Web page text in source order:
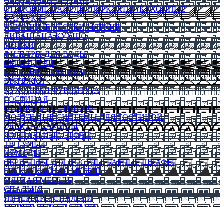
СТЕНОВЫЕ ПАНЕЛИ ДЛЯ КУХНИ (КУХОННЫЕ
ФАРТУКИ)
КУХОННЫЕ УГОЛКИ МЯГКИЕ
ДИВАНЫ НА КУХНЮ
МОЙКИ
ФИЛЬТРЫ ДЛЯ ВОДЫ
СМЕСИТЕЛИ
БЫТОВАЯ ТЕХНИКА
ВЫТЯЖКИ
КУХОННАЯ ФУРНИТУРА
ГОСТИНАЯ
СТЕНКИ В ГОСТИНУЮ
МОДУЛЬНЫЕ СИСТЕМЫ ДЛЯ ГОСТИНОЙ
ЭЛЕКТРОКАМИНЫ
ЖУРНАЛЬНЫЕ СТОЛЫ
ТВ ТУМБЫ
КОМОДЫ
СЕРВАНТЫ ДЛЯ ПОСУДЫ, БАРНЫЕ ШКАФЫ
БЕСКАРКАСНАЯ МЕБЕЛЬ
МЯГКАЯ МЕБЕЛЬ
СПАЛЬНЯ
ИНТЕРЬЕРЫ СПАЛЬНИ